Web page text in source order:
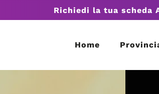
Richiedi la tua
Home